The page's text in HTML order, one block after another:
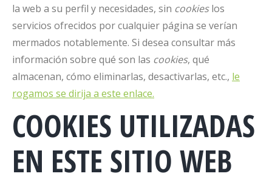
la web a su perfil y necesidades, sin cookieslos
servicios ofrecidos por cualquier página se verían
mermados notablemente. Si desea consultar más
información sobre qué son las cookies, qué
almacenan, cómo eliminarlas, desactivarlas, etc., le
rogamos se dirija a este enlace.
COOKIES UTILIZADAS
EN ESTE SITIO WEB